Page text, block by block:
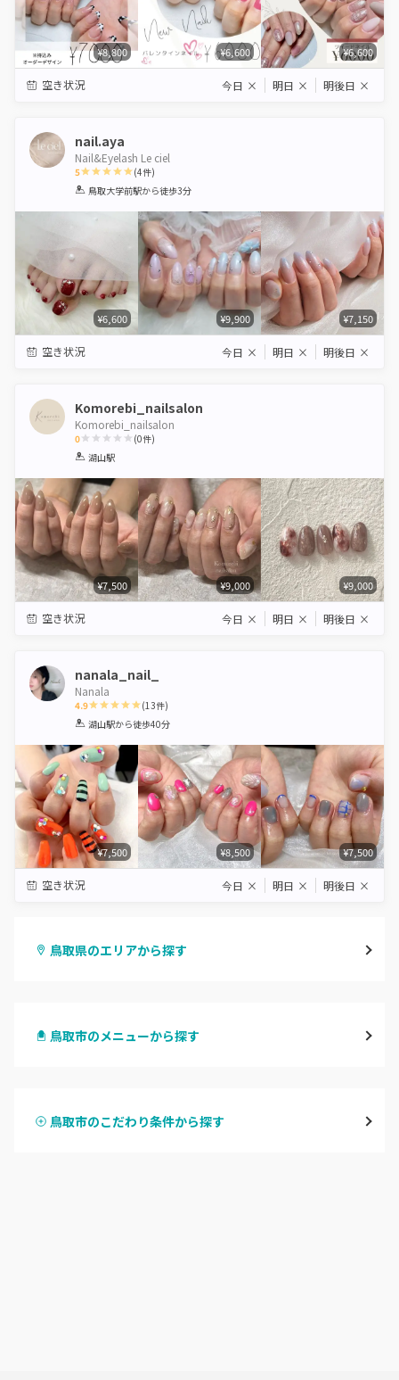
¥8,800 ¥6,600 ¥6,600
空き状況 今日 × 明日 × 明後日 ×
nail.aya
Nail&Eyelash Le ciel
5
1 2 3 4 5
(4件)
鳥取大学前駅から徒歩3分
¥6,600 ¥9,900 ¥7,150
空き状況 今日 × 明日 × 明後日 ×
Komorebi_nailsalon
Komorebi_nailsalon
0
1 2 3 4
(0件)
湖山駅
¥7,500 ¥9,000 ¥9,000
空き状況 今日 × 明日 × 明後日 ×
nanala_nail_
Nanala
4.9
1 2 3 4 5
(13件)
湖山駅から徒歩40分
¥7,500 ¥8,500 ¥7,500
空き状況 今日 × 明日 × 明後日 ×
鳥取県のエリアから探す
倉吉・三朝
鳥取市のメニューから探す
ハンドスカルプ
鳥取市のこだわり条件から探す